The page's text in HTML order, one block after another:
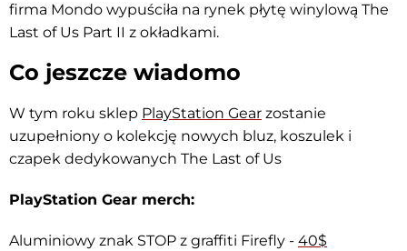
firma Mondo wypuściła na rynek płytę winylową The
Last of Us Part II z okładkami.
Co jeszcze wiadomo
W tym roku sklep PlayStation Gear zostanie
uzupełniony o kolekcję nowych bluz, koszulek i
czapek dedykowanych The Last of Us
PlayStation Gear merch:
Aluminiowy znak STOP z graffiti Firefly - 40$